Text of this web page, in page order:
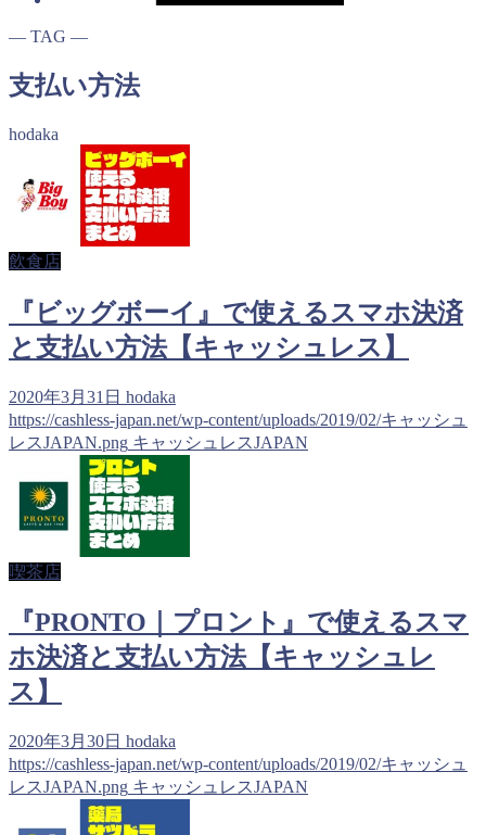
― TAG ―
支払い方法
hodaka
飲食店
『ビッグボーイ』で使えるスマホ決済
と支払い方法【キャッシュレス】
2020年3月31日 hodaka
https://cashless-japan.net/wp-content/uploads/2019/02/キャッシュ
レスJAPAN.png キャッシュレスJAPAN
喫茶店
『PRONTO｜プロント』で使えるスマ
ホ決済と支払い方法【キャッシュレ
ス】
2020年3月30日 hodaka
https://cashless-japan.net/wp-content/uploads/2019/02/キャッシュ
レスJAPAN.png キャッシュレスJAPAN